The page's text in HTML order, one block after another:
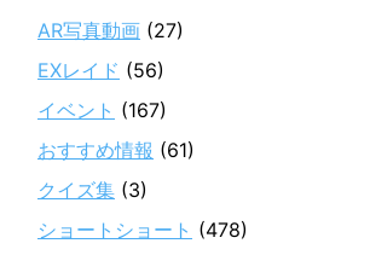
AR写真動画 (27)
EXレイド (56)
イベント (167)
おすすめ情報 (61)
クイズ集 (3)
ショートショート (478)